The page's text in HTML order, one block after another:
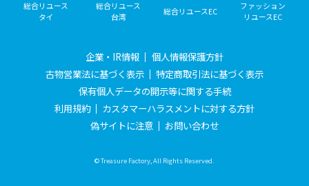
総合リユース
タイ
総合リユース
台湾
総合リユースEC
ファッション
リユースEC
企業・IR情報
個人情報保護方針
古物営業法に基づく表示
特定商取引法に基づく表示
保有個人データの開示等に関する手続
利用規約
カスタマーハラスメントに対する方針
偽サイトに注意
お問い合わせ
© Treasure Factory, All Rights Reserved.